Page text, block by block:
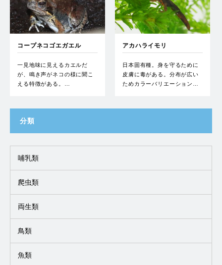
コープネコゴエガエル
一見地味に見えるカエルだ
が、鳴き声がネコの様に聞こ
える特徴がある。…
アカハライモリ
日本固有種。身を守るために
皮膚に毒がある。分布が広い
ためカラーバリエーション…
分類
哺乳類
爬虫類
両生類
鳥類
魚類